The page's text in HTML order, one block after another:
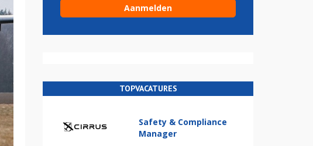
TOPVACATURES
Safety & Compliance
Manager